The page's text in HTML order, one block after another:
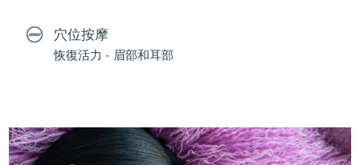
穴位按摩
恢復活力 - 眉部和耳部